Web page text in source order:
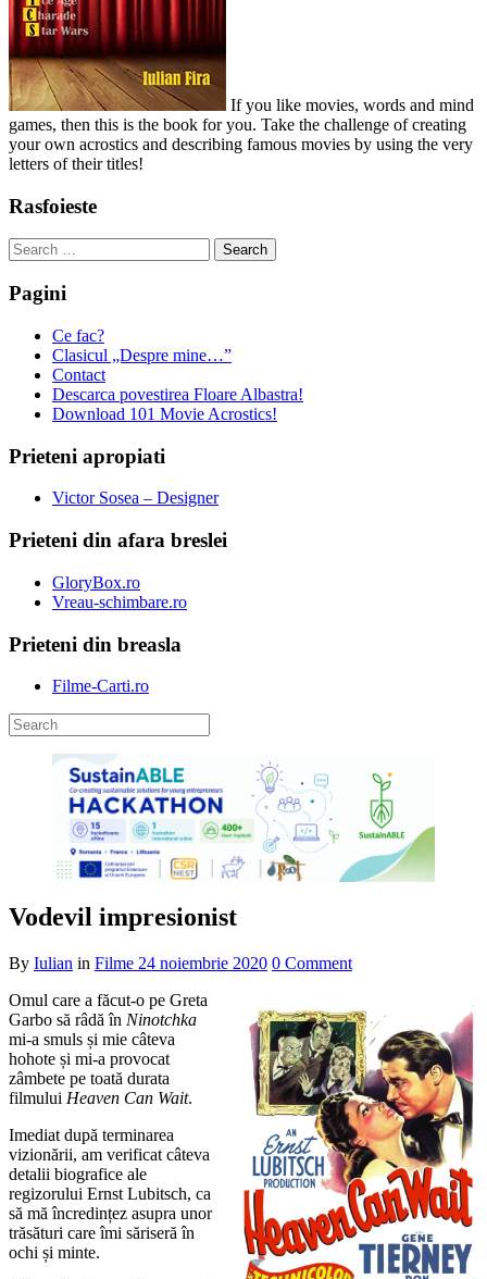
If you like movies, words and mind
games, then this is the book for you. Take the challenge of creating
your own acrostics and describing famous movies by using the very
letters of their titles!
Rasfoieste
Search
for:
Pagini
Ce fac?
Clasicul „Despre mine…”
Contact
Descarca povestirea Floare Albastra!
Download 101 Movie Acrostics!
Prieteni apropiati
Victor Sosea – Designer
Prieteni din afara breslei
GloryBox.ro
Vreau-schimbare.ro
Prieteni din breasla
Filme-Carti.ro
Vodevil impresionist
By Iulian in Filme 24 noiembrie 2020 0 Comment
Omul care a făcut-o pe Greta
Garbo să râdă în Ninotchka
mi-a smuls și mie câteva
hohote și mi-a provocat
zâmbete pe toată durata
filmului Heaven Can Wait.
Imediat după terminarea
vizionării, am verificat câteva
detalii biografice ale
regizorului Ernst Lubitsch, ca
să mă încredințez asupra unor
trăsături care îmi săriseră în
ochi și minte.